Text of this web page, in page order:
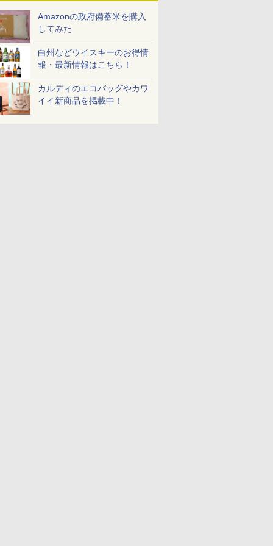
Amazonの政府備蓄米を購入
してみた
白州などウイスキーのお得情
報・最新情報はこちら！
カルディのエコバッグやカワ
イイ新商品を掲載中！